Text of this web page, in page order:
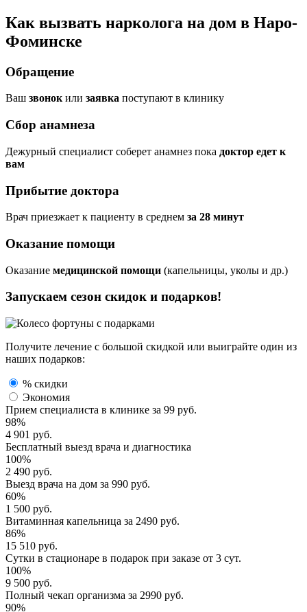
Как вызвать нарколога на дом в Наро-
Фоминске
Обращение
Ваш звонокили заявка поступают в клинику
Сбор анамнеза
Дежурный специалист соберет анамнез пока доктор едет к
вам
Прибытие доктора
Врач приезжает к пациенту в среднем за 28 минут
Оказание помощи
Оказание медицинской помощи (капельницы, уколы и др.)
Запускаем сезон скидок и подарков!
Получите лечение с большой скидкой или выиграйте один из
наших подарков:
% скидки
Экономия
Прием специалиста в клинике за 99 руб.
98%
4 901 руб.
Бесплатный выезд врача и диагностика
100%
2 490 руб.
Выезд врача на дом за 990 руб.
60%
1 500 руб.
Витаминная капельница за 2490 руб.
86%
15 510 руб.
Сутки в стационаре в подарок при заказе от 3 сут.
100%
9 500 руб.
Полный чекап организма за 2990 руб.
90%